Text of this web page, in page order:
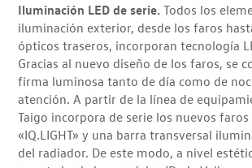
Iluminación LED de serie. Todos los
iluminación exterior, desde los faros
ópticos traseros, incorporan tecnología
Gracias al nuevo diseño de los faros, se
firma luminosa tanto de día como de
atención. A partir de la línea de
Taigo incorpora de serie los nuevos
«IQ.LIGHT» y una barra transversal
del radiador. De este modo, a nivel